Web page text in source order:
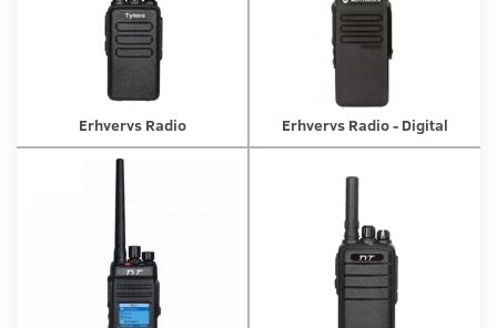
Erhvervs Radio Erhvervs Radio - Digital